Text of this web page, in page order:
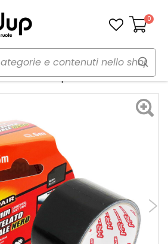
Carrello
0
e ricambi auto
adesivo speciale Telato - MREPAIR